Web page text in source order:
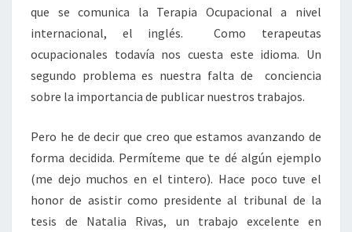
que se comunica la Terapia Ocupacional a nivel
internacional, el inglés. Como terapeutas
ocupacionales todavía nos cuesta este idioma. Un
segundo problema es nuestra falta de conciencia
sobre la importancia de publicar nuestros trabajos.
Pero he de decir que creo que estamos avanzando de
forma decidida. Permíteme que te dé algún ejemplo
(me dejo muchos en el tintero). Hace poco tuve el
honor de asistir como presidente al tribunal de la
tesis de Natalia Rivas, un trabajo excelente en